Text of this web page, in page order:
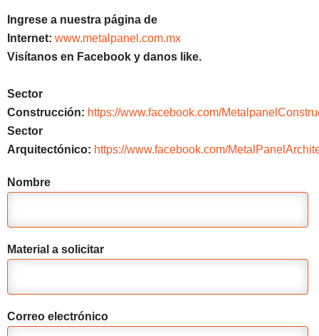
Ingrese a nuestra página de
Internet: www.metalpanel.com.mx
Visítanos en Facebook y danos like.
Sector
Construcción: https://www.facebook.com/
Sector
Arquitectónico: https://www.facebook.com/
Nombre
Material a solicitar
Correo electrónico